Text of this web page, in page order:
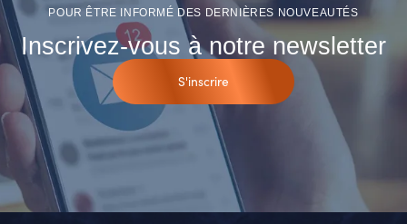
POUR ÊTRE INFORMÉ DES DERNIÈRES NOUVEAUTÉS
Inscrivez-vous à notre newsletter
S'inscrire